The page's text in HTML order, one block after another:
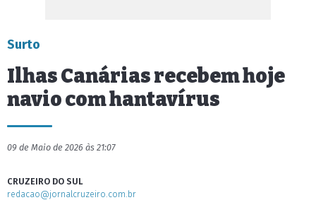
Surto
Ilhas Canárias recebem hoje
navio com hantavírus
09 de Maio de 2026 às 21:07
CRUZEIRO DO SUL
redacao@jornalcruzeiro.com.br